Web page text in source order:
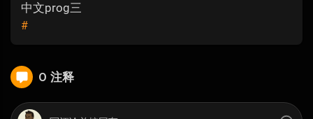
中文prog三
#
0 注释